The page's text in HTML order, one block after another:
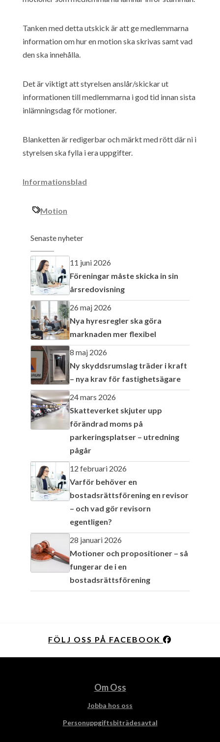
Tanken med detta utskick är att ge medlemmarna
information om hur en motion ska skrivas samt vad
den ska innehålla.
Det är viktigt att styrelsen anslår/skickar ut
informationen till medlemmarna i god tid innan sista
inlämningsdag för motioner.
Blanketten är redigerbar och märkt med rött där ni i
styrelsen ska fylla i era uppgifter.
Informationsblad
Motion
Senaste nyheter
11 juni 2026
Föreningar måste skicka in sin
årsredovisning
26 maj 2026
Nya hyresregler ska göra
marknaden mer flexibel
8 maj 2026
Ny skyddsrumslag träder i kraft
– nya krav för fastighetsägare
24 mars 2026
Skatteverket skjuter upp
förändrad moms på
parkeringsplatser – utredning
pågår
12 februari 2026
Varför behöver en
bostadsrättsförening en revisor
– och vad gör revisorn
egentligen?
28 januari 2026
Motioner och propositioner – så
fungerar de i en
bostadsrättsförening
FÖLJ OSS PÅ FACEBOOK
Om Oss
Jobba hos oss
Personuppgiftsbiträdesavtal